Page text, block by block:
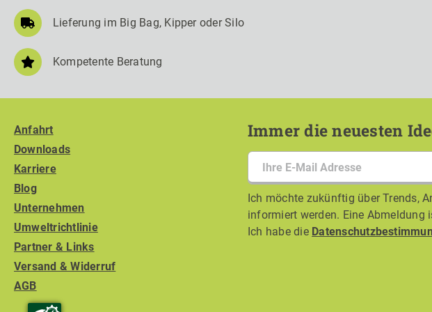
Lieferung im Big Bag, Kipper oder Silo
Kompetente Beratung
Anfahrt
Downloads
Karriere
Blog
Unternehmen
Umweltrichtlinie
Partner & Links
Versand & Widerruf
AGB
Immer die neuesten
Ich möchte zukünftig über Trends,
informiert werden. Eine
Ich habe die